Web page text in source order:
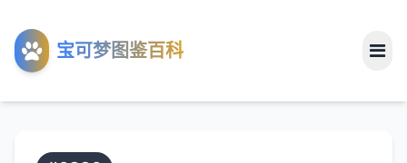
宝可梦图鉴百科
工具
关于